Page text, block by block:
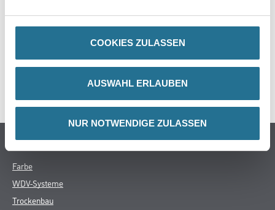
COOKIES ZULASSEN
AUSWAHL ERLAUBEN
NUR NOTWENDIGE ZULASSEN
GEFAHRENHINWEISE
DATENBLÄTTER
SPEZIFIKATIONEN
Online-Shop
Farbe
WDV-Systeme
Trockenbau